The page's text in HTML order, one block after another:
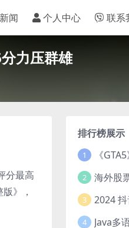
闻 个人中心 联系
力压群雄
分最高
》，
排行榜展示
1 《
2
3
4